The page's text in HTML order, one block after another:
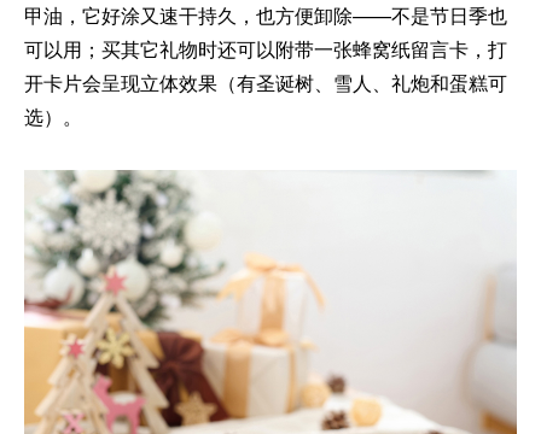
甲油，它好涂又速干持久，也方便卸除——不是节日季也
可以用；买其它礼物时还可以附带一张蜂窝纸留言卡，打
开卡片会呈现立体效果（有圣诞树、雪人、礼炮和蛋糕可
选）。